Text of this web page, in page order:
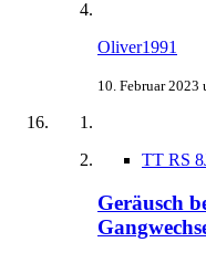
Oliver1991
10. Februar 2023
TT RS
Geräusch